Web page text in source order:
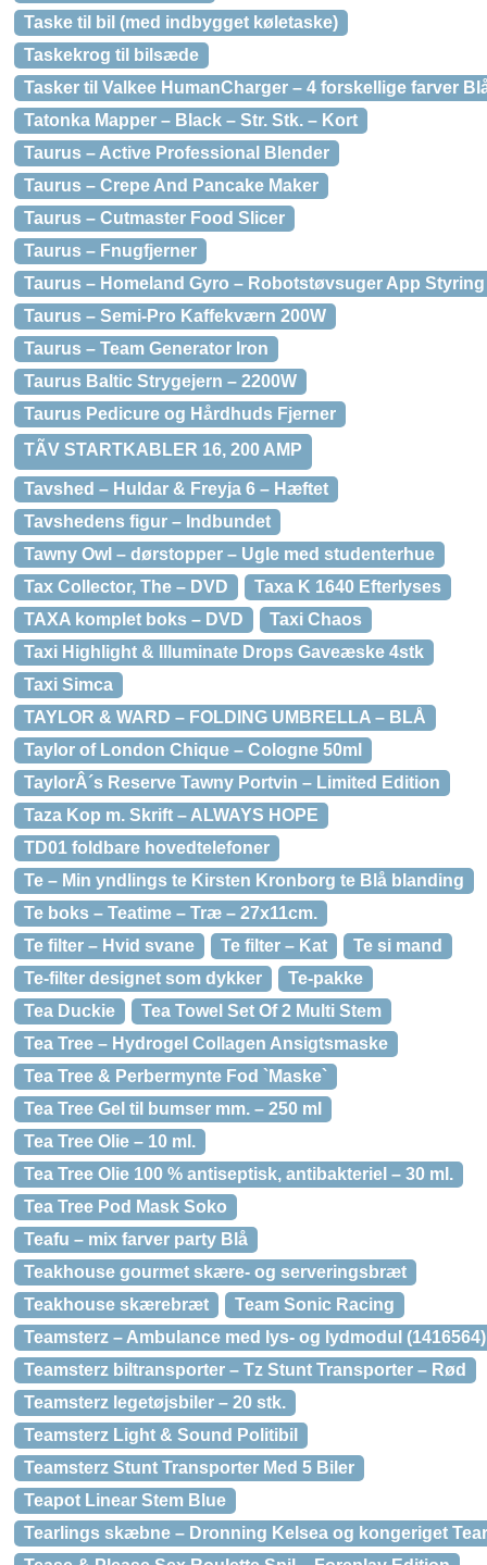
Taske til bil (med indbygget køletaske)
Taskekrog til bilsæde
Tasker til Valkee HumanCharger – 4 forskellige farver
Tatonka Mapper – Black – Str. Stk. – Kort
Taurus – Active Professional Blender
Taurus – Crepe And Pancake Maker
Taurus – Cutmaster Food Slicer
Taurus – Fnugfjerner
Taurus – Homeland Gyro – Robotstøvsuger App Styring
Taurus – Semi-Pro Kaffekværn 200W
Taurus – Team Generator Iron
Taurus Baltic Strygejern – 2200W
Taurus Pedicure og Hårdhuds Fjerner
TÃV STARTKABLER 16, 200 AMP
Tavshed – Huldar & Freyja 6 – Hæftet
Tavshedens figur – Indbundet
Tawny Owl – dørstopper – Ugle med studenterhue
Tax Collector, The – DVD
Taxa K 1640 Efterlyses
TAXA komplet boks – DVD
Taxi Chaos
Taxi Highlight & Illuminate Drops Gaveæske 4stk
Taxi Simca
TAYLOR & WARD – FOLDING UMBRELLA – BLÅ
Taylor of London Chique – Cologne 50ml
TaylorÂ´s Reserve Tawny Portvin – Limited Edition
Taza Kop m. Skrift – ALWAYS HOPE
TD01 foldbare hovedtelefoner
Te – Min yndlings te Kirsten Kronborg te Blå blanding
Te boks – Teatime – Træ – 27x11cm.
Te filter – Hvid svane
Te filter – Kat
Te si mand
Te-filter designet som dykker
Te-pakke
Tea Duckie
Tea Towel Set Of 2 Multi Stem
Tea Tree – Hydrogel Collagen Ansigtsmaske
Tea Tree & Perbermynte Fod `Maske`
Tea Tree Gel til bumser mm. – 250 ml
Tea Tree Olie – 10 ml.
Tea Tree Olie 100 % antiseptisk, antibakteriel – 30 ml.
Tea Tree Pod Mask Soko
Teafu – mix farver party Blå
Teakhouse gourmet skære- og serveringsbræt
Teakhouse skærebræt
Team Sonic Racing
Teamsterz – Ambulance med lys- og lydmodul (1416564)
Teamsterz biltransporter – Tz Stunt Transporter – Rød
Teamsterz legetøjsbiler – 20 stk.
Teamsterz Light & Sound Politibil
Teamsterz Stunt Transporter Med 5 Biler
Teapot Linear Stem Blue
Tearlings skæbne – Dronning Kelsea og kongeriget